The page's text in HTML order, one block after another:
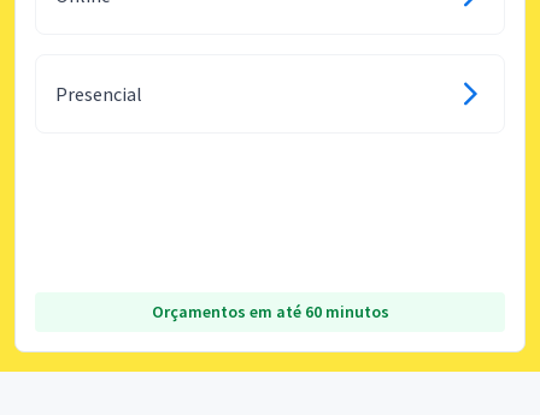
Presencial
Orçamentos em até 60 minutos